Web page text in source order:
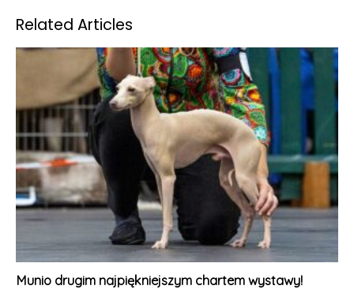
Related Articles
Munio drugim najpiękniejszym chartem wystawy!